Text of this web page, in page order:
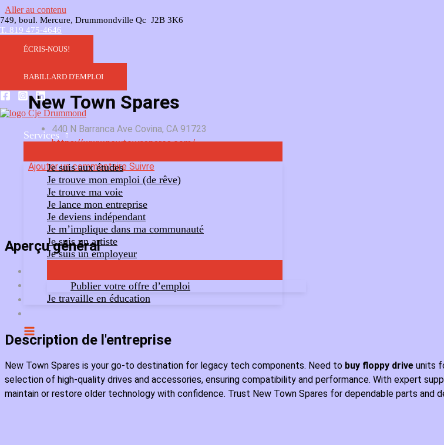
Aller au contenu
749, boul. Mercure, Drummondville Qc J2B 3K6
T. 819 475-4646
ÉCRIS-NOUS!
BABILLARD D'EMPLOI
Services
Je suis aux études
Je trouve mon emploi (de rêve)
Je trouve ma voie
Je lance mon entreprise
Je deviens indépendant
Je m’implique dans ma communauté
Je suis un artiste
Je suis un employeur
Publier votre offre d’emploi
Je travaille en éducation
New Town Spares
440 N Barranca Ave Covina, CA 91723
https://www.newtownspares.com/
Ajouter un commentaire Suivre
Aperçu général
Description de l'entreprise
New Town Spares is your go-to destination for legacy tech components. Need to buy floppy drive units
selection of high-quality drives and accessories, ensuring compatibility and performance. With expert
maintain or restore older technology with confidence. Trust New Town Spares for dependable parts and